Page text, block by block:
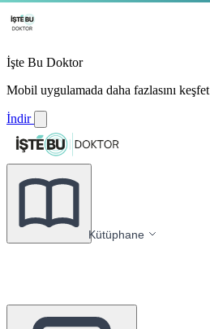
İşte Bu Doktor
Mobil uygulamada daha fazlasını keşfet
İndir
Kütüphane